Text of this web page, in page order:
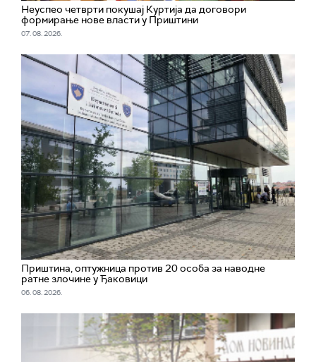
Неуспео четврти покушај Куртија да договори
формирање нове власти у Приштини
07. 08. 2026.
Приштина, оптужница против 20 особа за наводне
ратне злочине у Ђаковици
06. 08. 2026.